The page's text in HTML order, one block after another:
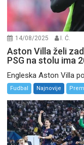
14/08/2025 I. Ć.
Aston Villa želi
PSG na stolu ima
Engleska Aston Villa
Fudbal Najnovije